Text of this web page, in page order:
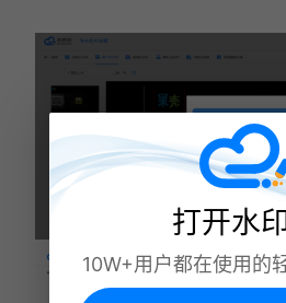
打开水
10W+用户都在使用的